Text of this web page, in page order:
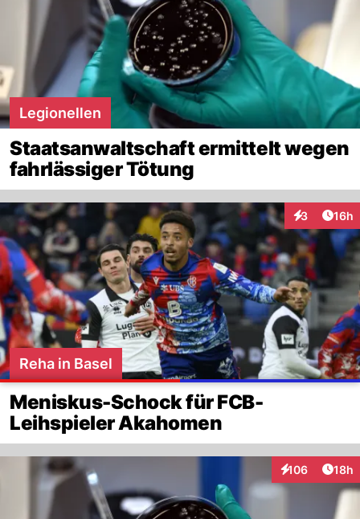
Legionellen
Staatsanwaltschaft ermittelt wegen
fahrlässiger Tötung
3
Interaktionen
16h
Reha in Basel
Meniskus-Schock für FCB-
Leihspieler Akahomen
106
Interaktionen
18h